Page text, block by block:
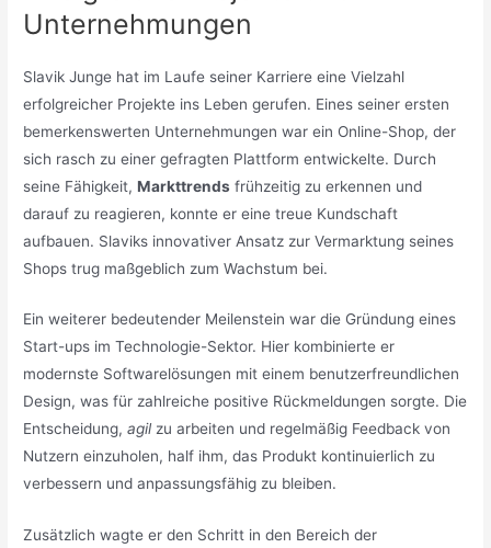
Unternehmungen
Slavik Junge hat im Laufe seiner Karriere eine Vielzahl
erfolgreicher Projekte ins Leben gerufen. Eines seiner ersten
bemerkenswerten Unternehmungen war ein Online-Shop, der
sich rasch zu einer gefragten Plattform entwickelte. Durch
seine Fähigkeit,Markttrends frühzeitig zu erkennen und
darauf zu reagieren, konnte er eine treue Kundschaft
aufbauen. Slaviks innovativer Ansatz zur Vermarktung seines
Shops trug maßgeblich zum Wachstum bei.
Ein weiterer bedeutender Meilenstein war die Gründung eines
Start-ups im Technologie-Sektor. Hier kombinierte er
modernste Softwarelösungen mit einem benutzerfreundlichen
Design, was für zahlreiche positive Rückmeldungen sorgte. Die
Entscheidung,agilzu arbeiten und regelmäßig Feedback von
Nutzern einzuholen, half ihm, das Produkt kontinuierlich zu
verbessern und anpassungsfähig zu bleiben.
Zusätzlich wagte er den Schritt in den Bereich der